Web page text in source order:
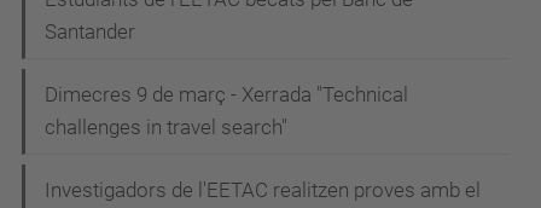
Santander
Dimecres 9 de març - Xerrada "Technical
challenges in travel search"
Investigadors de l'EETAC realitzen proves amb el